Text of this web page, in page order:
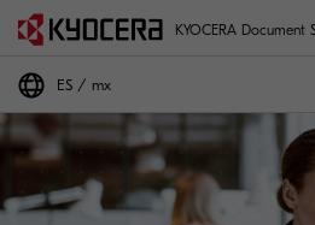
KYOCERA Document
ES mx